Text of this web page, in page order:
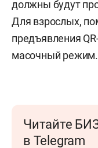
должны будут
Для взрослых,
предъявления
масочный режим.
Читайте
в Telegram